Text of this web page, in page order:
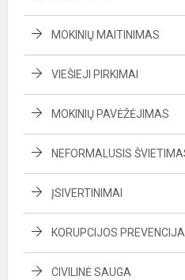
MOKINIŲ MAITINIMAS
VIEŠIEJI PIRKIMAI
MOKINIŲ PAVĖŽĖJIMAS
NEFORMALUSIS
ĮSIVERTINIMAI
KORUPCIJOS PREVENCIJA
CIVILINĖ SAUGA